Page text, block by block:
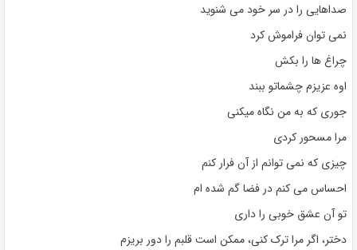
صداهایی را در سر خود می شنوید
نمی توان فراموش کرد
چراغ ها را بکش
اوه عزیزم چشماتو ببند
جوری که به من نگاه میکنی
مرا مسحور کردی
چیزی که نمی توانم از آن فرار کنم
احساس می کنم در فضا گم شده ام
تو آن عشق خوبی را داری
دختر، اگر مرا ترک کنی، ممکن است قلبم را دور بریزم